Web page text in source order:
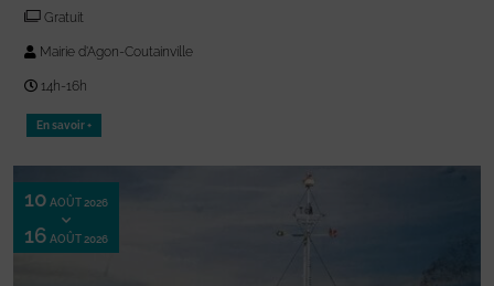
Gratuit
Mairie d'Agon-Coutainville
14h-16h
En savoir +
10 AOÛT 2026
16 AOÛT 2026